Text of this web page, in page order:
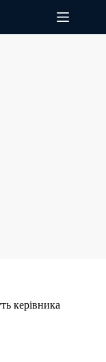
керівника